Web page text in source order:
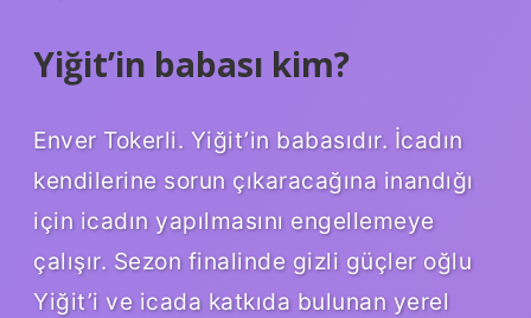
Yiğit’in babası kim?
Enver Tokerli. Yiğit’in babasıdır. İcadın
kendilerine sorun çıkaracağına inandığı
için icadın yapılmasını engellemeye
çalışır. Sezon finalinde gizli güçler oğlu
Yiğit’i ve icada katkıda bulunan yerel